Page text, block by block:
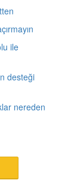
ile
desteği
nereden